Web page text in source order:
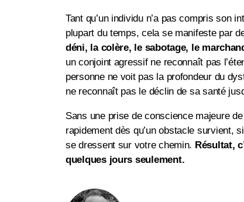
Tant qu’un individu n’a pas compris son
plupart du temps, cela se manifeste par
déni, la colère, le sabotage, le
un conjoint agressif ne reconnaît pas
personne ne voit pas la profondeur du
ne reconnaît pas le déclin de sa santé
Sans une prise de conscience majeure
rapidement dès qu’un obstacle survient,
se dressent sur votre chemin. Résultat,
quelques jours seulement.